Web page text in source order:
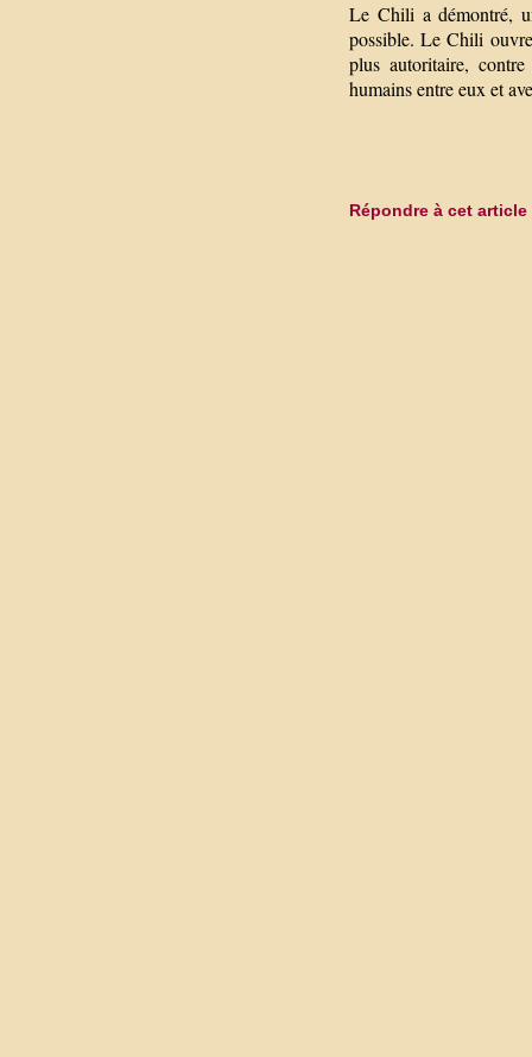
Le Chili a démontré,
possible. Le Chili
plus autoritaire,
humains entre eux et
Répondre à cet article